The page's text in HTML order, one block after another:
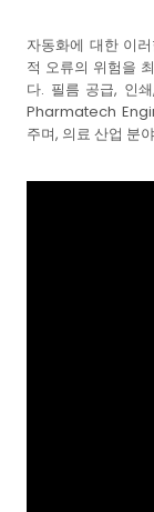
자동화에 대한 이
적 오류의 위험을
다. 필름 공급, 인
Pharmatech
주며, 의료 산업 분